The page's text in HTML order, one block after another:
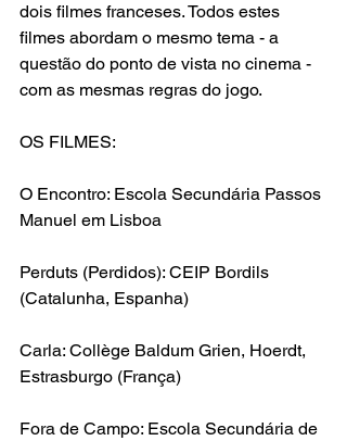
dois filmes franceses. Todos estes
filmes abordam o mesmo tema - a
questão do ponto de vista no cinema -
com as mesmas regras do jogo.
OS FILMES:
O Encontro: Escola Secundária Passos
Manuel em Lisboa
Perduts (Perdidos): CEIP Bordils
(Catalunha, Espanha)
Carla: Collège Baldum Grien, Hoerdt,
Estrasburgo (França)
Fora de Campo: Escola Secundária de